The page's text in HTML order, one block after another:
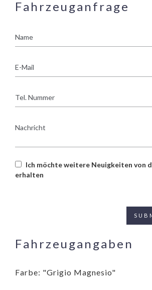
Fahrzeuganfrage
Mail
Nummer
Ich möchte weitere Neuigkeiten von
erhalten
Fahrzeugangaben
Farbe: "Grigio Magnesio"